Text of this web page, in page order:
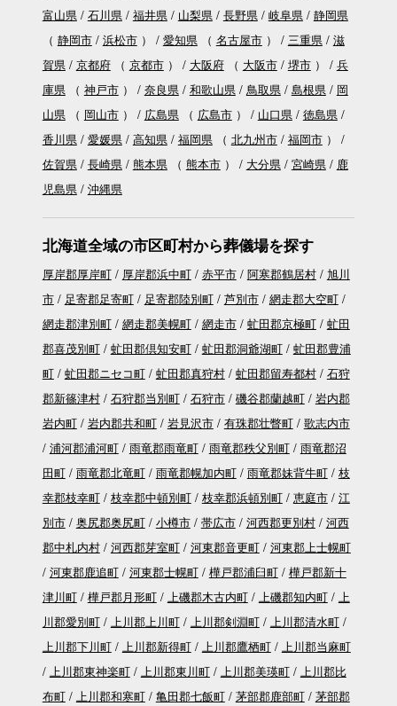
富山県
石川県 福井県 山梨県 長野県 岐阜県
静岡県
（ 静岡市 浜松市） 愛知県（ 名古屋市） 三重県
滋
賀県
京都府（ 京都市） 大阪府（ 大阪市 堺市）
兵
庫県（ 神戸市） 奈良県 和歌山県 鳥取県 島根県
岡
山県（ 岡山市） 広島県（ 広島市） 山口県
徳島県
香川県
愛媛県 高知県 福岡県（ 北九州市 福岡市）
佐賀県
長崎県 熊本県（ 熊本市） 大分県 宮崎県
鹿
児島県
沖縄県
北海道全域の市区町村から葬儀場を探す
厚岸郡厚岸町 厚岸郡浜中町 赤平市 阿寒郡鶴居村
旭川
市
足寄郡足寄町 足寄郡陸別町 芦別市
網走郡大空町
網走郡津別町
網走郡美幌町 網走市 虻田郡京極町
虻田
郡喜茂別町
虻田郡倶知安町 虻田郡洞爺湖町
虻田郡豊浦
町
虻田郡ニセコ町 虻田郡真狩村 虻田郡留寿都村
石狩
郡新篠津村
石狩郡当別町 石狩市 磯谷郡蘭越町
岩内郡
岩内町
岩内郡共和町 岩見沢市 有珠郡壮瞥町
歌志内市
浦河郡浦河町
雨竜郡雨竜町 雨竜郡秩父別町
雨竜郡沼
田町
雨竜郡北竜町 雨竜郡幌加内町 雨竜郡妹背牛町
枝
幸郡枝幸町
枝幸郡中頓別町 枝幸郡浜頓別町 恵庭市
江
別市
奥尻郡奥尻町 小樽市 帯広市 河西郡更別村
河西
郡中札内村
河西郡芽室町 河東郡音更町
河東郡上士幌町
河東郡鹿追町
河東郡士幌町 樺戸郡浦臼町
樺戸郡新十
津川町
樺戸郡月形町 上磯郡木古内町 上磯郡知内町
上
川郡愛別町
上川郡上川町 上川郡剣淵町
上川郡清水町
上川郡下川町
上川郡新得町 上川郡鷹栖町
上川郡当麻町
上川郡東神楽町
上川郡東川町 上川郡美瑛町
上川郡比
布町
上川郡和寒町 亀田郡七飯町 茅部郡鹿部町
茅部郡